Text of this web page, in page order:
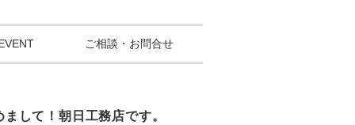
ご相談・お問合せ
まして！朝日工務店です。